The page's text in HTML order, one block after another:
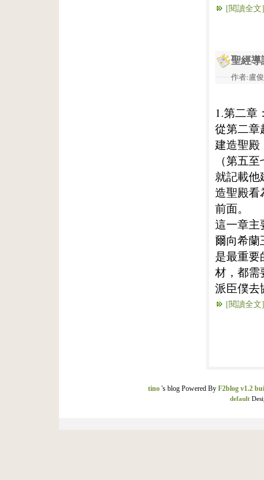
[閱讀全文]
聖經導
作者:盧
1.第二章
從第二章
建造聖殿
（第五
就記載他
造聖殿看
前面。
這一章主
爾向希蘭
是最重要
材，都需
派臣僕去
[閱讀全文]
tino's blog Powered By F2blog v1.2
default